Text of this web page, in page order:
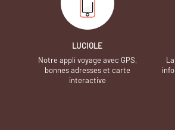
LUCIOLE
Notre appli voyage avec GPS,
bonnes adresses et carte
interactive